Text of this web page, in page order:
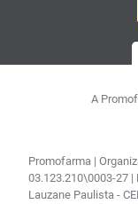
A
Promofarma |
03.123.210\0003-27 |
Lauzane Paulista -